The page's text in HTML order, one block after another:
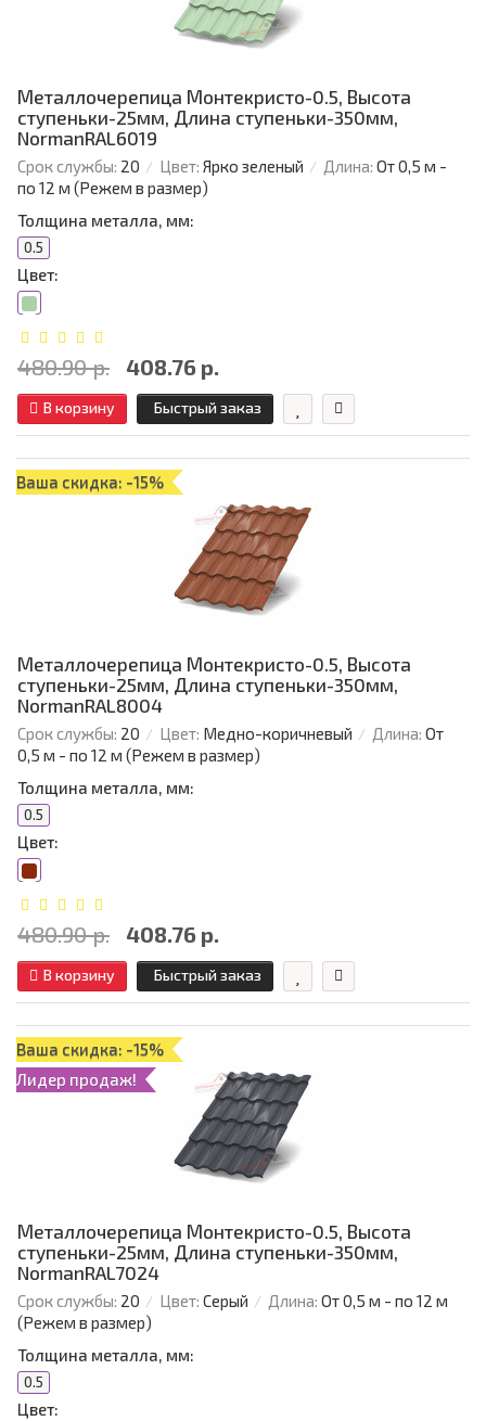
Металлочерепица Монтекристо-0.5, Высота
ступеньки-25мм, Длина ступеньки-350мм,
NormanRAL6019
Срок службы: 20 Цвет: Ярко зеленый Длина: От 0,5 м -
по 12 м (Режем в размер)
Толщина металла, мм:
0.5
Цвет:
480.90 р. 408.76 р.
В корзину Быстрый заказ
Ваша скидка: -15%
Металлочерепица Монтекристо-0.5, Высота
ступеньки-25мм, Длина ступеньки-350мм,
NormanRAL8004
Срок службы: 20 Цвет: Медно-коричневый Длина: От
0,5 м - по 12 м (Режем в размер)
Толщина металла, мм:
0.5
Цвет:
480.90 р. 408.76 р.
В корзину Быстрый заказ
Ваша скидка: -15%
Лидер продаж!
Металлочерепица Монтекристо-0.5, Высота
ступеньки-25мм, Длина ступеньки-350мм,
NormanRAL7024
Срок службы: 20 Цвет: Серый Длина: От 0,5 м - по 12 м
(Режем в размер)
Толщина металла, мм:
0.5
Цвет: